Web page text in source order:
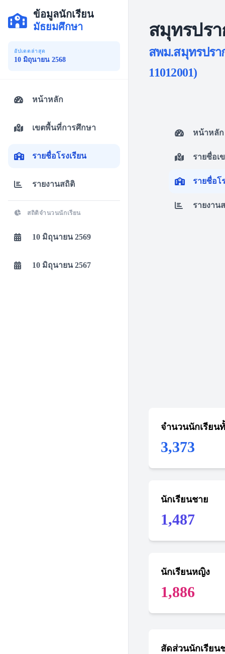
สมุทรปรา
สพม.สมุทรปรา
11012001)
หน้าหลัก
รายชื่อเ
รายชื่อโ
รายงาน
จำนวนนักเรียน
3,373
นักเรียนชาย
1,487
นักเรียนหญิง
1,886
สัดส่วนนักเรียน
ข้อมูลนักเรียน
มัธยมศึกษา
อัปเดตล่าสุด
10 มิถุนายน 2568
หน้าหลัก
เขตพื้นที่การศึกษา
รายชื่อโรงเรียน
รายงานสถิติ
สถิติจำนวนนักเรียน
10 มิถุนายน 2569
10 มิถุนายน 2567